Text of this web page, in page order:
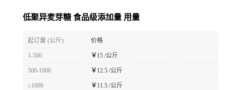
低聚异麦芽糖 食品级添加量 用量
起订量 (公斤) 价格
1-500 ￥ 15 /公斤
500-1000 ￥ 12.5 /公斤
≥1000 ￥ 11.5 /公斤